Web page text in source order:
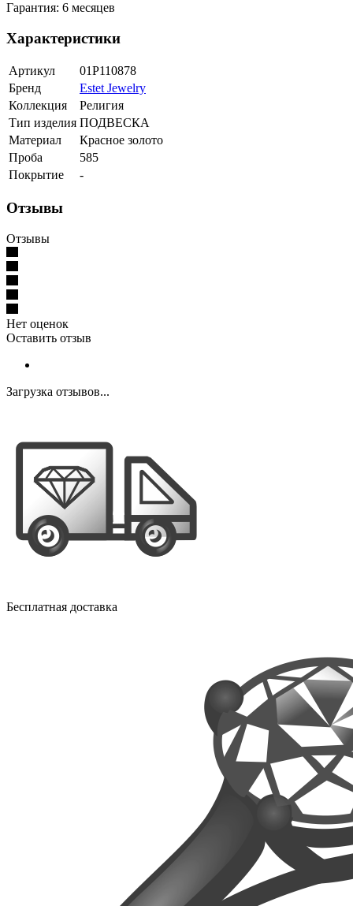
Гарантия: 6 месяцев
Характеристики
Артикул
01Р110878
Бренд
Estet Jewelry
Коллекция
Религия
Тип изделия ПОДВЕСКА
Материал
Красное золото
Проба
585
Покрытие
-
Отзывы
Отзывы
Нет оценок
Оставить отзыв
Загрузка отзывов...
Бесплатная доставка